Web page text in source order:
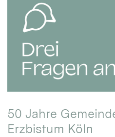
50 Jahre
Erzbistum Köln